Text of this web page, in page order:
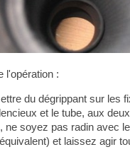
l'opération :
du dégrippant sur les
et le tube, aux
ne soyez pas radin avec
et laissez agir